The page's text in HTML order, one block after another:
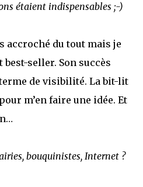
étaient indispensables ;-)
accroché du tout mais je
seller. Son succès
de visibilité. La bit-lit
m’en faire une idée. Et
bouquinistes, Internet ?